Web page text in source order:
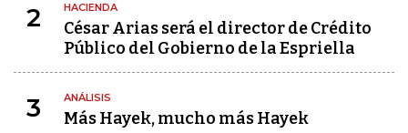
2 HACIENDA
César Arias será el director de Crédito
Público del Gobierno de la Espriella
3 ANÁLISIS
Más Hayek, mucho más Hayek